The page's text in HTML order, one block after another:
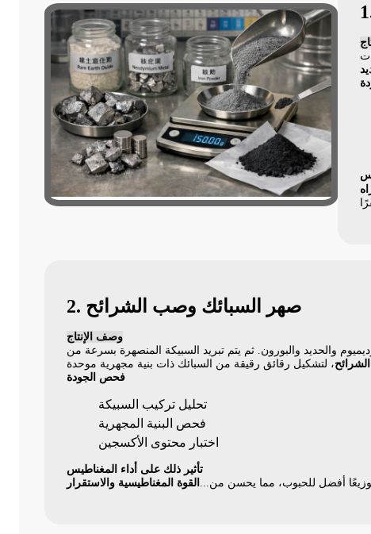
2. صهر السبائك وصب الشرائح
وصف الإنتاج
والحديد والبورون. ثم يتم تبريد السبيكة المنصهرة بسرعة من
فحص الجودة
تحليل تركيب السبيكة
فحص البنية المجهرية
اختبار محتوى الأكسجين
تأثير ذلك على أداء المغناطيس
توزيعًا أفضل للحبوب، مما يحسن من... القوة المغناطيسية والاستقرار